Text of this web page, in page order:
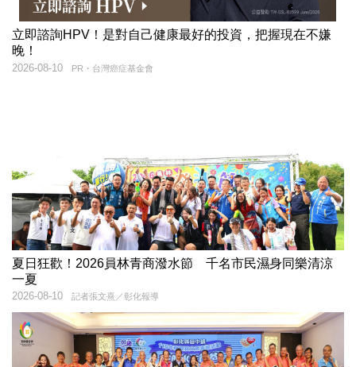
立即諮詢HPV！是對自己健康最好的投資，把握現在不嫌
晚！
PR・台灣癌症基金會
2026-08-10
夏日狂歡！2026員林青商潑水節 千名市民濕身同樂清涼
一夏
記者張文熹／彰化報導
2026-08-10